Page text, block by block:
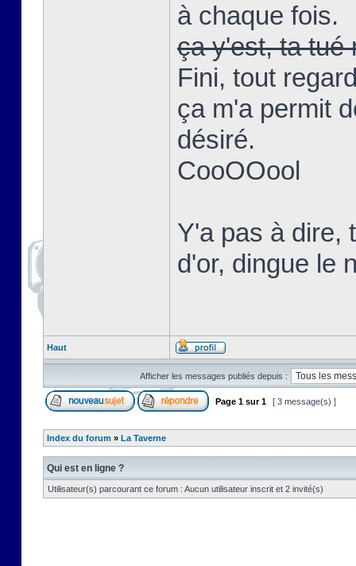
à chaque fois.
ça y'est, ta tué
Fini, tout
ça m'a permit
désiré.
CooOOool
Y'a pas à dire,
d'or, dingue le
Haut
Afficher les messages publiés depuis :
Page 1 sur1 [ 3 message(s) ]
Index du forum » La Taverne
Qui est en ligne ?
Utilisateur(s) parcourant ce forum : Aucun utilisateur inscrit et 2 invité(s)